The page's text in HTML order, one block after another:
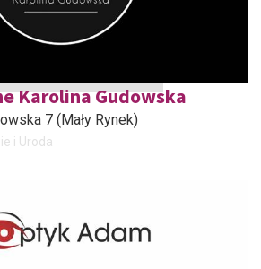
Karolina Gudowska
7 (Mały Rynek)
i Uroda